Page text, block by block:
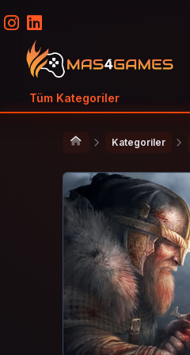
Tüm Kategoriler
Kategoriler